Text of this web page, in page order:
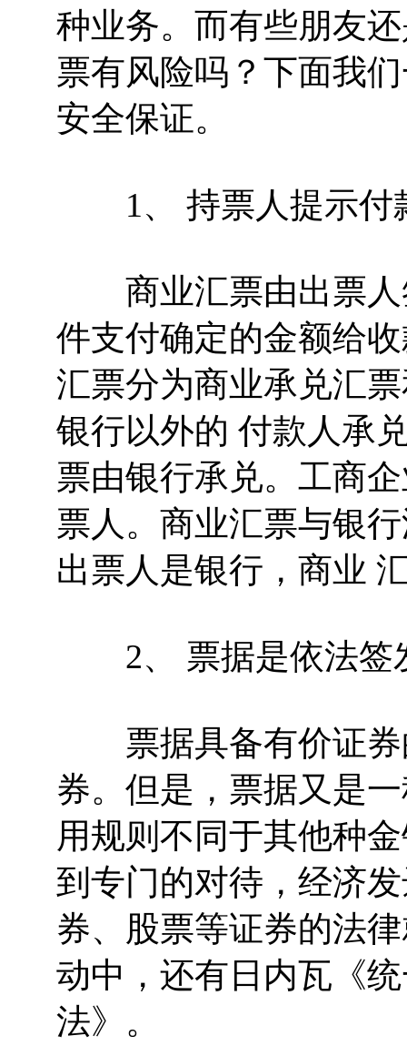
种业务。而有些朋友
票有风险吗？下面我
安全保证。
1、 持票人提示付
商业汇票由出票人
件支付确定的金额给
汇票分为商业承兑汇
银行以外的 付款人承
票由银行承兑。工商
票人。商业汇票与银
出票人是银行，商业
2、 票据是依法签
票据具备有价证券
券。但是，票据又是
用规则不同于其他种
到专门的对待，经济
券、股票等证券的法
动中，还有日内瓦《
法》。